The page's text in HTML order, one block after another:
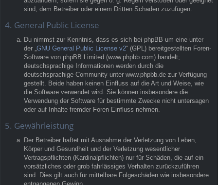
sind, dem Betreiber oder einem Dritten Schaden zuzufügen.
4. General Public License
Du nimmst zur Kenntnis, dass es sich bei phpBB um eine unter
der „GNU General Public License v2“ (GPL) bereitgestellten Foren-
Software von phpBB Limited (www.phpbb.com) handelt;
deutschsprachige Informationen werden durch die
deutschsprachige Community unter www.phpbb.de zur Verfügung
gestellt. Beide haben keinen Einfluss auf die Art und Weise, wie
die Software verwendet wird. Sie können insbesondere die
Verwendung der Software für bestimmte Zwecke nicht untersagen
oder auf Inhalte fremder Foren Einfluss nehmen.
5. Gewährleistung
Der Betreiber haftet mit Ausnahme der Verletzung von Leben,
Körper und Gesundheit und der Verletzung wesentlicher
Vertragspflichten (Kardinalpflichten) nur für Schäden, die auf ein
vorsätzliches oder grob fahrlässiges Verhalten zurückzuführen
sind. Dies gilt auch für mittelbare Folgeschäden wie insbesondere